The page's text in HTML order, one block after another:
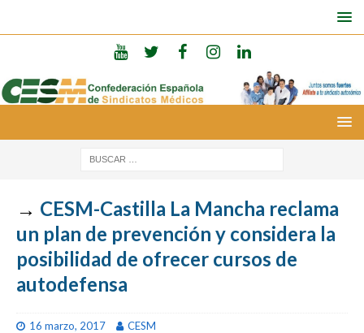
→ CESM-Castilla La Mancha reclama
un plan de prevención y considera la
posibilidad de ofrecer cursos de
autodefensa
16 marzo, 2017 CESM